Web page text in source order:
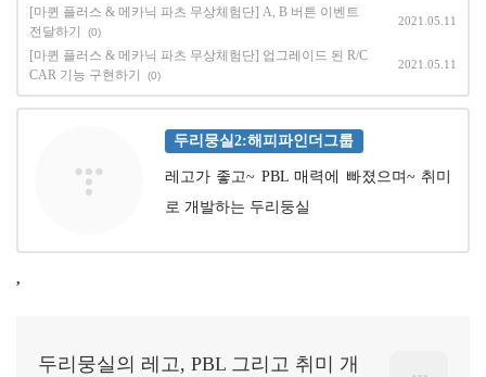
[마퀸 플러스 & 메카닉 파츠 무상체험단] A, B 버튼 이벤트
전달하기
(0)
2021.05.11
[마퀸 플러스 & 메카닉 파츠 무상체험단] 업그레이드 된 R/C
CAR 기능 구현하기
(0)
2021.05.11
두리뭉실2:해피파인더그룹
레고가 좋고~ PBL 매력에 빠졌으며~ 취미
로 개발하는 두리둥실
,
두리뭉실의 레고, PBL 그리고 취미 개